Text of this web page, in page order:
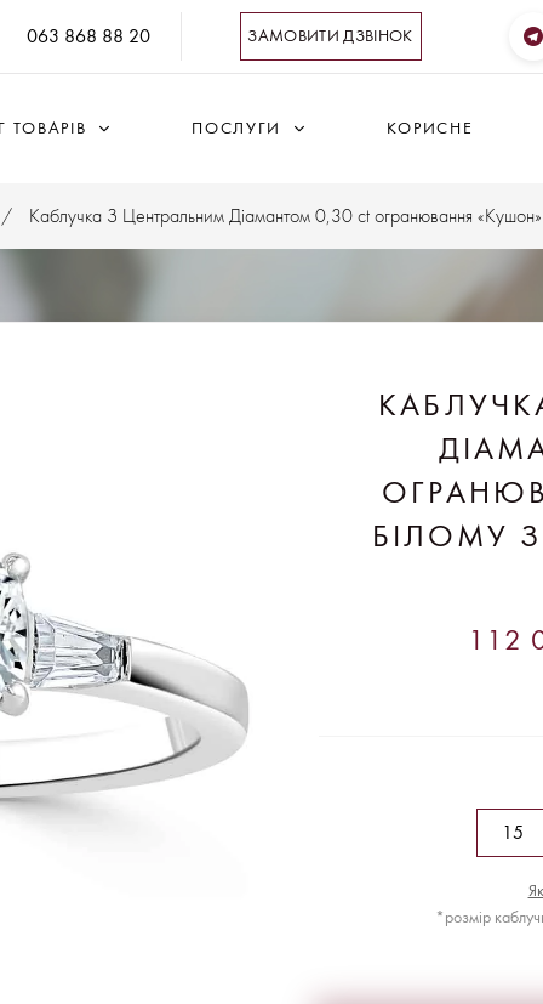
063 868 88 20 ЗАМОВИТИ ДЗВІНОК
ТОВАРІВ ПОСЛУГИ КОРИСНЕ
Каблучка З Центральним Діамантом 0,30 ct огранювання
БІЛОМУ
112
*розмір